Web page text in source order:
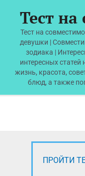
содержимому
Тест на
Тест на
девушки |
зодиака |
интересных
жизнь, красота,
блюд, а также
ПРОЙТИ